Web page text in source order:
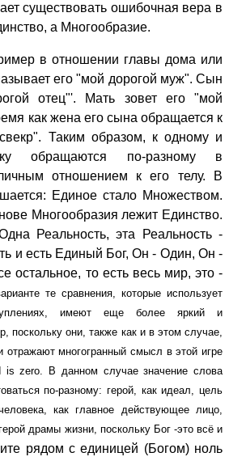
существовать ошибочная вера в
а Многообразие.
в отношении главы дома или
его "мой дорогой муж". Сын
отец"'. Мать зовет его "мой
как жена его сына обращается к
Таким образом, к одному и
обращаются по-разному в
отношением к его телу. В
Единое стало Множеством.
Многообразия лежит Единство.
Реальность, эта Реальность -
и есть Единый Бог, Он - Один, Он -
остальное, то есть весь мир, это -
те сравнения, которые использует
имеют еще более яркий и
поскольку они, также как и в этом случае,
многогранный смысл в этой игре
zero. В данном случае значение слова
по-разному: герой, как идеал, цель
как главное действующее лицо,
драмы жизни, поскольку Бог -это всё и
рядом с единицей (Богом) ноль